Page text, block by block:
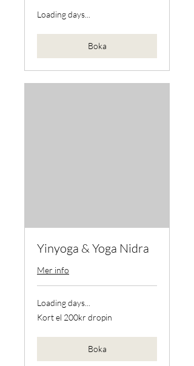
Loading days...
Boka
Yinyoga & Yoga Nidra
Mer info
Loading days...
Kort
el
Kort el 200kr dropin
Boka